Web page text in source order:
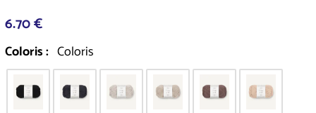
6.70 €
Coloris : Coloris